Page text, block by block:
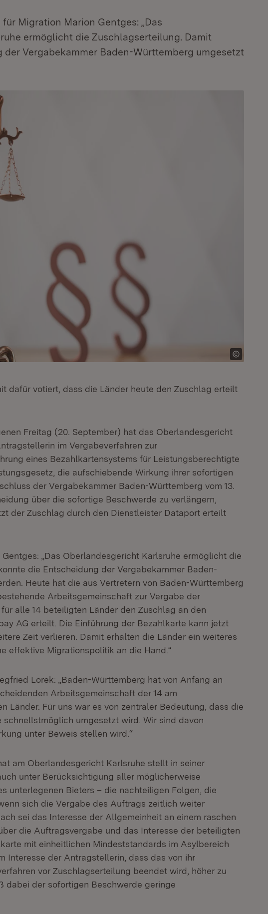
Migration Marion Gentges: „Das
ermöglicht die Zuschlagserteilung. Damit
Vergabekammer Baden-Württemberg umgesetzt
dafür votiert, dass die Länder heute den Zuschlag erteilt
Freitag (20. September) hat das Oberlandesgericht
im Vergabeverfahren zur
eines Bezahlkartensystems für Leistungsberechtigte
die aufschiebende Wirkung ihrer sofortigen
der Vergabekammer Baden-Württemberg vom 13.
über die sofortige Beschwerde zu verlängern,
der Zuschlag durch den Dienstleister Dataport erteilt
„Das Oberlandesgericht Karlsruhe ermöglicht die
die Entscheidung der Vergabekammer Baden-
Heute hat die aus Vertretern von Baden-Württemberg
Arbeitsgemeinschaft zur Vergabe der
alle 14 beteiligten Länder den Zuschlag an den
AG erteilt. Die Einführung der Bezahlkarte kann jetzt
Zeit verlieren. Damit erhalten die Länder ein weiteres
effektive Migrationspolitik an die Hand.“
Lorek: „Baden-Württemberg hat von Anfang an
Arbeitsgemeinschaft der 14 am
Länder. Für uns war es von zentraler Bedeutung, dass die
umgesetzt wird. Wir sind davon
unter Beweis stellen wird.“
am Oberlandesgericht Karlsruhe stellt in seiner
unter Berücksichtigung aller möglicherweise
unterlegenen Bieters – die nachteiligen Folgen, die
sich die Vergabe des Auftrags zeitlich weiter
sei das Interesse der Allgemeinheit an einem raschen
die Auftragsvergabe und das Interesse der beteiligten
mit einheitlichen Mindeststandards im Asylbereich
Interesse der Antragstellerin, dass das von ihr
vor Zuschlagserteilung beendet wird, höher zu
dabei der sofortigen Beschwerde geringe